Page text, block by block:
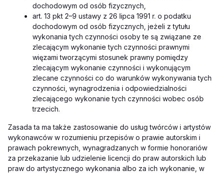
dochodowym od osób fizycznych,
art. 13 pkt 2–9 ustawy z 26 lipca 1991 r. o podatku
dochodowym od osób fizycznych, jeżeli z tytułu
wykonania tych czynności osoby te są związane ze
zlecającym wykonanie tych czynności prawnymi
więzami tworzącymi stosunek prawny pomiędzy
zlecającym wykonanie czynności i wykonującym
zlecane czynności co do warunków wykonywania tych
czynności, wynagrodzenia i odpowiedzialności
zlecającego wykonanie tych czynności wobec osób
trzecich.
Zasada ta ma także zastosowanie do usług twórców i artystów
wykonawców w rozumieniu przepisów o prawie autorskim i
prawach pokrewnych, wynagradzanych w formie honorariów
za przekazanie lub udzielenie licencji do praw autorskich lub
praw do artystycznego wykonania albo za ich wykonanie, w